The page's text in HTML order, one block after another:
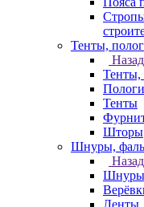
Тенты,
Назад
Тенты,
Пологи
Тенты
Шторы
Шнуры,
Назад
Ленты